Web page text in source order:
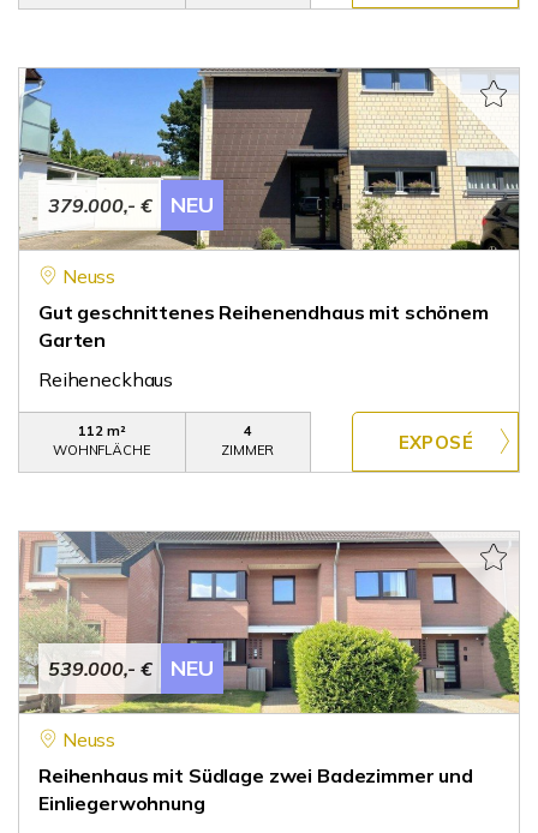
379.000,- € NEU
Neuss
Gut geschnittenes Reihenendhaus mit schönem
Garten
Reiheneckhaus
112 m²
WOHNFLÄCHE
4
ZIMMER
539.000,- € NEU
Neuss
Reihenhaus mit Südlage zwei Badezimmer und
Einliegerwohnung